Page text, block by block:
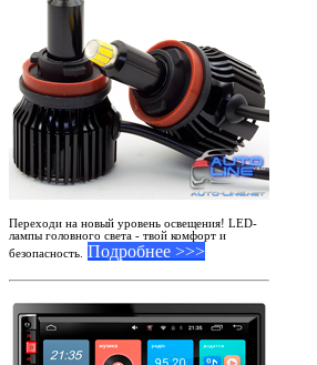
Переходи на новый уровень освещения! LED-
лампы головного света - твой комфорт и
безопасность.
Подробнее >>>